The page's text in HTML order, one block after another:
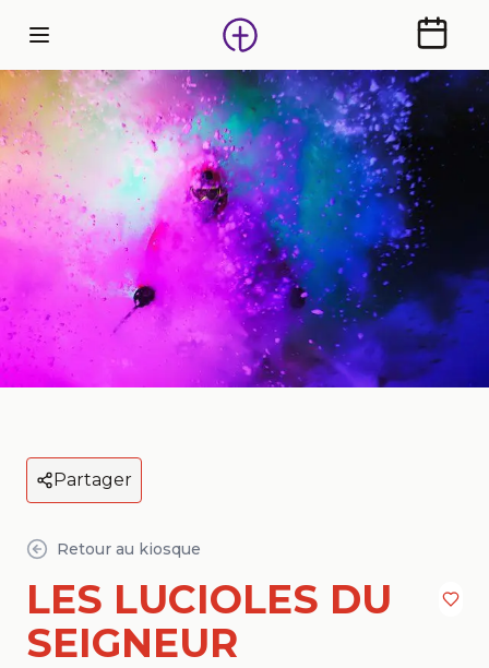
Partager
Retour au kiosque
LES LUCIOLES DU
SEIGNEUR